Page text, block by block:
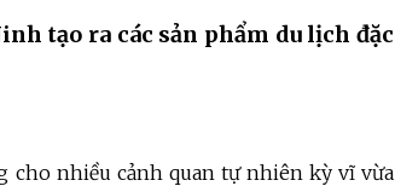
tạo ra các sản phẩm du lịch đặc
cho nhiều cảnh quan tự nhiên kỳ vĩ vừa